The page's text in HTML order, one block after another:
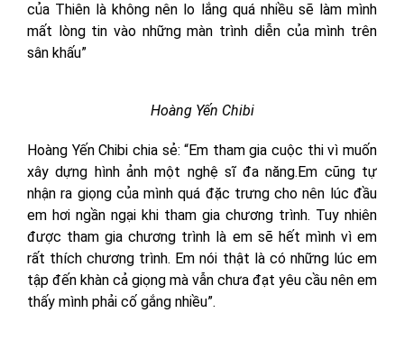
của Thiên là không nên lo lắng quá nhiều sẽ làm mình
mất lòng tin vào những màn trình diễn của mình trên
sân khấu”
Hoàng Yến Chibi
Hoàng Yến Chibi chia sẻ: “Em tham gia cuộc thi vì muốn
xây dựng hình ảnh một nghệ sĩ đa năng.Em cũng tự
nhận ra giọng của mình quá đặc trưng cho nên lúc đầu
em hơi ngần ngại khi tham gia chương trình. Tuy nhiên
được tham gia chương trình là em sẽ hết mình vì em
rất thích chương trình. Em nói thật là có những lúc em
tập đến khàn cả giọng mà vẫn chưa đạt yêu cầu nên em
thấy mình phải cố gắng nhiều”.